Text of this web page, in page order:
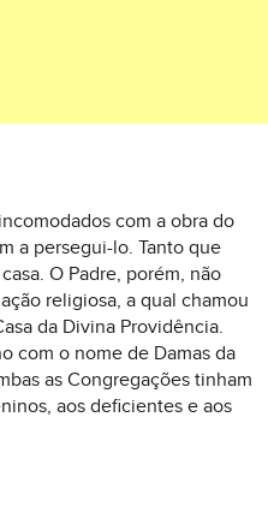
com a obra do
a persegui-lo. Tanto que
O Padre, porém, não
religiosa, a qual chamou
da Divina Providência.
com o nome de Damas da
as Congregações tinham
aos deficientes e aos